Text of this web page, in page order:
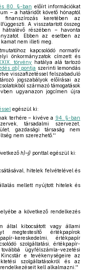
80. §-ban előírt információkat
– a határidőt követő hónaptól
keretében az
A visszatartott összeg
részében – havonta
Ebben az esetben az
nem illeti meg.
kapcsolódó normatív
önkormányzatok címzett és
törvény hatálya alá tartozó
ab) pontja szerinti lemondás
visszafizetéssel felszabaduló
jogszabályok előírásai az
származó támogatások
ugyanazon jogcímen újra
egészül ki:
terhére – kivéve a 94. §-ban
társadalmi szervezet,
gazdasági társaság nem
nem szerezhető.''
h)–j) ponttal egészül ki:
hitelek felvételével és
mellett nyújtott hitelek és
a következő rendelkezés
által kibocsátott vagy állami
megtestesítő értékpapírok
kereskedelmi, értékpapír
szolgáltatási, értékpapír-
ügyfélszámla-vezetési
e tevékenységeire az
szolgáltatásokról és az
rendelkezéseit kell alkalmazni.''